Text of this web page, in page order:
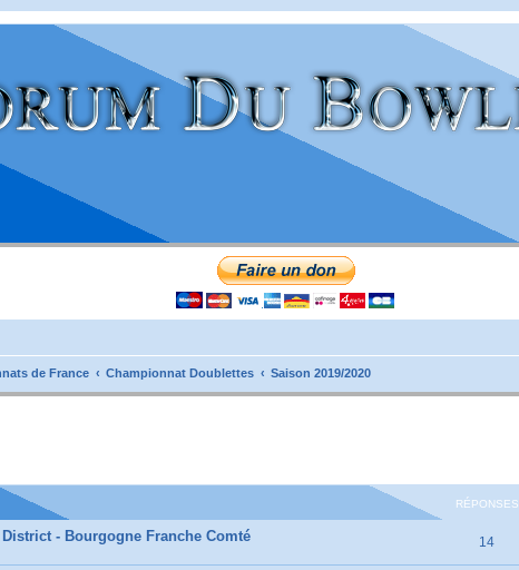
de France Championnat Doublettes Saison 2019/2020
RÉPONSES
- Bourgogne Franche Comté 14